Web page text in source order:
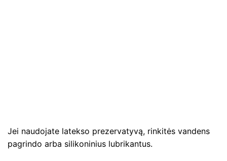
Jei naudojate latekso prezervatyvą, rinkitės vandens
pagrindo arba silikoninius lubrikantus.